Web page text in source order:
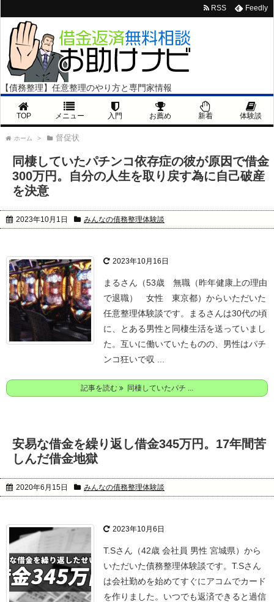
【債務整理】任意整理のやり方と専門家情報
TOP メニュー 入門 お薦め 新着 体験談
RSS Feedly
ホーム > 督促状
同棲していたパチンコ依存症の彼が原因で借金
300万円。自分の人生を取り戻す為に自己破産
を決意
2023年10月1日 みんなの債務整理体験談
2023年10月16日
まるさん（53歳 無職（昨年健康上の理由
で退職） 女性 東京都）からいただいた
任意整理体験談です。
まるさんは30代の頃
に、とある男性と同棲生活を送っていまし
た。 互いに働いていたものの、男性はパチ
ンコ狂いで収 ...
記事を読む 同棲していたパチ ...
安易な借金を繰り返し借金345万円。17年間苦
しんだ借金地獄
2020年6月15日 みんなの債務整理体験談
2023年10月6日
T.Sさん（42歳 会社員 男性 宮城県）から
いただいた債務整理体験談です。 T.Sさん
は会社勤めを始めてすぐにアコムでカード
を作りました。 いつでも返済できると過信